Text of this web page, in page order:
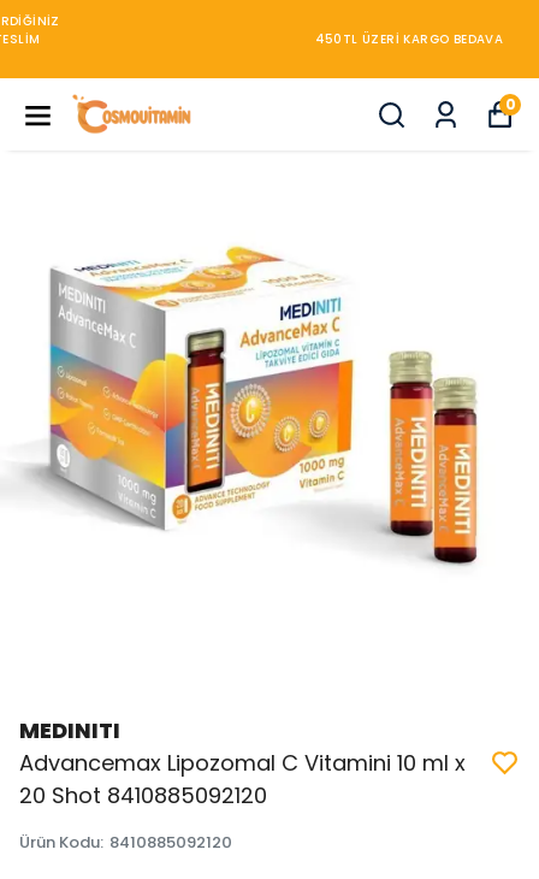
450TL ÜZERİ KARGO BEDAVA
0
MEDINITI
Advancemax Lipozomal C Vitamini 10 ml x
20 Shot 8410885092120
Ürün Kodu: 8410885092120